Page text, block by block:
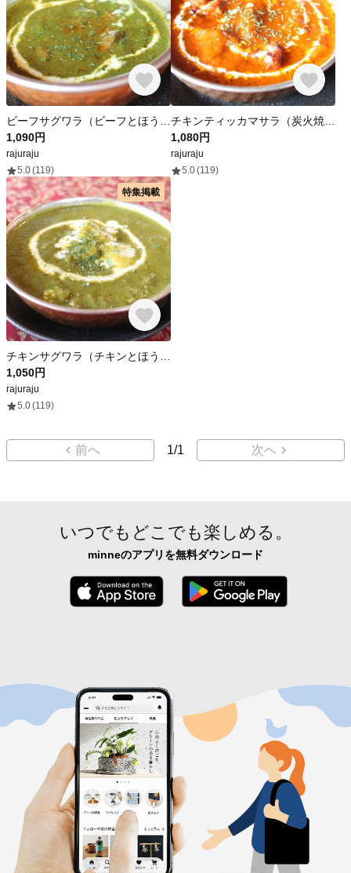
1,090円
rajuraju
5.0(119)
1,080円
rajuraju
5.0(119)
特集掲載
1,050円
rajuraju
5.0(119)
前へ 1/1 次へ
いつでもどこでも楽しめる。
minneのアプリを無料ダウンロード